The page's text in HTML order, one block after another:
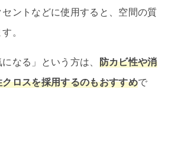
ントなどに使用すると、空間の質
。
なる」という方は、 防カビ性や消
ロスを採用するのもおすすめで